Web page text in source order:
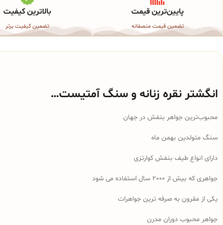
پایین‌ترین قیمت
تضمین قیمت منصفانه
بالاترین کیفیت
تضمین کیفیت برتر
انگشتر نقره زنانه و سنگ آمتیست…
محبوب‌ترین جواهر بنفش در جهان
سنگ متولدین بهمن ماه
دارای انواع طیف بنفش کوارتزی
جواهری که بیش از 2000 سال استفاده می شود
یکی از مقرون به صرفه ترین جواهرات
جواهر محبوب دوران مدرن